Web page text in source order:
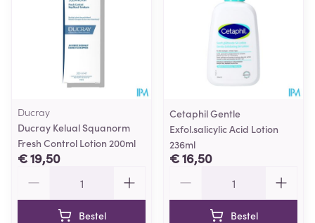
Ducray
Ducray Kelual Squanorm
Fresh Control Lotion 200ml
€ 19,50
Bestel
Cetaphil Gentle
Exfol.salicylic Acid Lotion
236ml
€ 16,50
Bestel